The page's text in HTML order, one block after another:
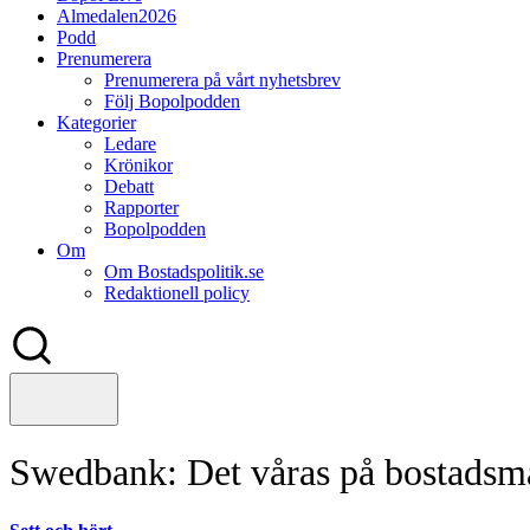
Almedalen2026
Podd
Prenumerera
Prenumerera på vårt nyhetsbrev
Följ Bopolpodden
Kategorier
Ledare
Krönikor
Debatt
Rapporter
Bopolpodden
Om
Om Bostadspolitik.se
Redaktionell policy
Swedbank: Det våras på